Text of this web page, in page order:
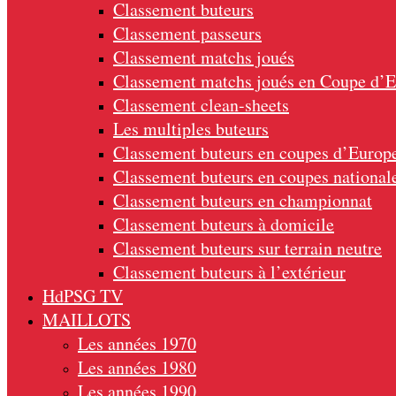
Classement buteurs
Classement passeurs
Classement matchs joués
Classement matchs joués en Coupe
Classement clean-sheets
Les multiples buteurs
Classement buteurs en coupes
Classement buteurs en coupes
Classement buteurs en championnat
Classement buteurs à domicile
Classement buteurs sur terrain neutre
Classement buteurs à l’extérieur
HdPSG TV
MAILLOTS
Les années 1970
Les années 1980
Les années 1990